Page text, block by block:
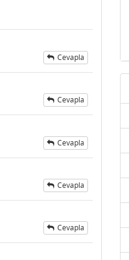
Cevapla
Cevapla
Cevapla
Cevapla
Cevapla